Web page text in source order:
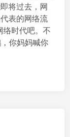
将过去，网
代表的网络流
络时代吧。不
你妈妈喊你